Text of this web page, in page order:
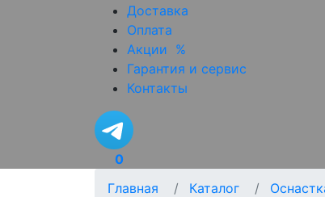
Доставка
Оплата
Акции %
Гарантия и сервис
Контакты
0
Главная
Каталог